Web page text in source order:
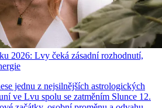
2026: Lvy čeká zásadní rozhodnutí,
jednu z nejsilnějších astrologických
ve Lvu spolu se zatměním Slunce 12.